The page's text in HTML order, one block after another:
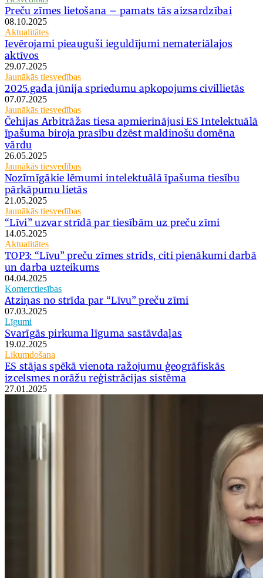
Preču zīmes lietošana – pamats tās aizsardzībai
08.10.2025
Aktualitātes
Ievērojami pieauguši ieguldījumi nemateriālajos
aktīvos
29.07.2025
Jaunākās tiesvedības
2025.gada jūnija spriedumu apkopojums civillietās
07.07.2025
Jaunākās tiesvedības
Čehijas Arbitrāžas tiesa apmierinājusi ES Intelektuālā
īpašuma biroja prasību dzēst maldinošu domēna
vārdu
26.05.2025
Jaunākās tiesvedības
Nozīmīgākie lēmumi intelektuālā īpašuma tiesību
pārkāpumu lietās
21.05.2025
Jaunākās tiesvedības
“Līvi” uzvar strīdā par tiesībām uz preču zīmi
14.05.2025
Aktualitātes
TOP3: “Līvu” preču zīmes strīds, citi pienākumi darbā
un darba uzteikums
04.04.2025
Komerctiesības
Atziņas no strīda par “Līvu” preču zīmi
07.03.2025
Līgumi
Svarīgās pirkuma līguma sastāvdaļas
19.02.2025
Likumdošana
ES stājas spēkā vienota ražojumu ģeogrāfiskās
izcelsmes norāžu reģistrācijas sistēma
27.01.2025